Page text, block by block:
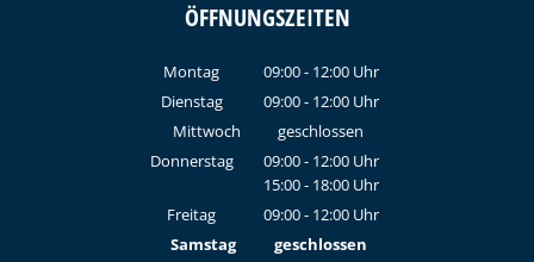
ÖFFNUNGSZEITEN
Montag 09:00- 12:00Uhr
Von 09:00 bis 12:00 Uhr
Dienstag 09:00- 12:00Uhr
Von 09:00 bis 12:00 Uhr
Mittwoch
geschlossen
Donnerstag
09:00- 12:00Uhr
Von 09:00 bis 12:00 Uhr
15:00- 18:00Uhr
Von 15:00 bis 18:00 Uhr
Freitag 09:00- 12:00Uhr
Von 09:00 bis 12:00 Uhr
Samstag
geschlossen